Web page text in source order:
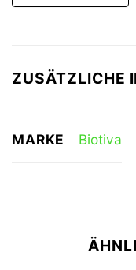
ZUSÄTZLICHE
MARKE Biotiva